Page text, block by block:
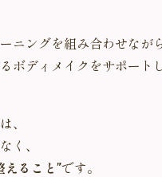
ニングを組み合わせながら
ボディメイクをサポート
、
く、
えること”です。